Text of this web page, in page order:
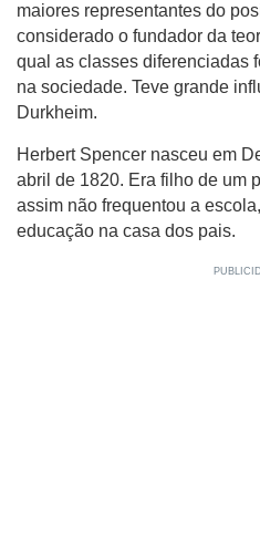
maiores representantes do
considerado o fundador da
qual as classes diferenciadas
na sociedade. Teve grande
Durkheim.
Herbert Spencer nasceu em
abril de 1820. Era filho de um
assim não frequentou a
educação na casa dos pais.